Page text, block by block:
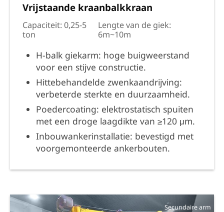
Vrijstaande kraanbalkkraan
Capaciteit: 0,25-5
ton
Lengte van de giek:
6m~10m
H-balk giekarm: hoge buigweerstand
voor een stijve constructie.
Hittebehandelde zwenkaandrijving:
verbeterde sterkte en duurzaamheid.
Poedercoating: elektrostatisch spuiten
met een droge laagdikte van ≥120 μm.
Inbouwankerinstallatie: bevestigd met
voorgemonteerde ankerbouten.
Secundaire arm